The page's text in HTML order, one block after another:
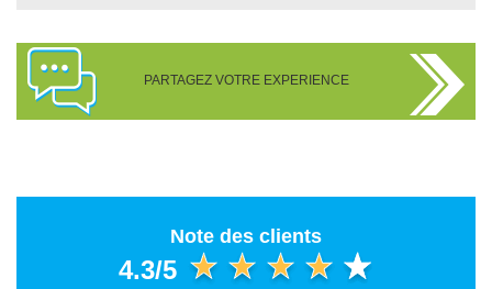
PARTAGEZ VOTRE EXPERIENCE
Note des clients
4.3/5